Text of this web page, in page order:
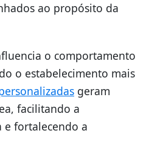
ao propósito da
o comportamento
o estabelecimento mais
geram
facilitando a
e fortalecendo a